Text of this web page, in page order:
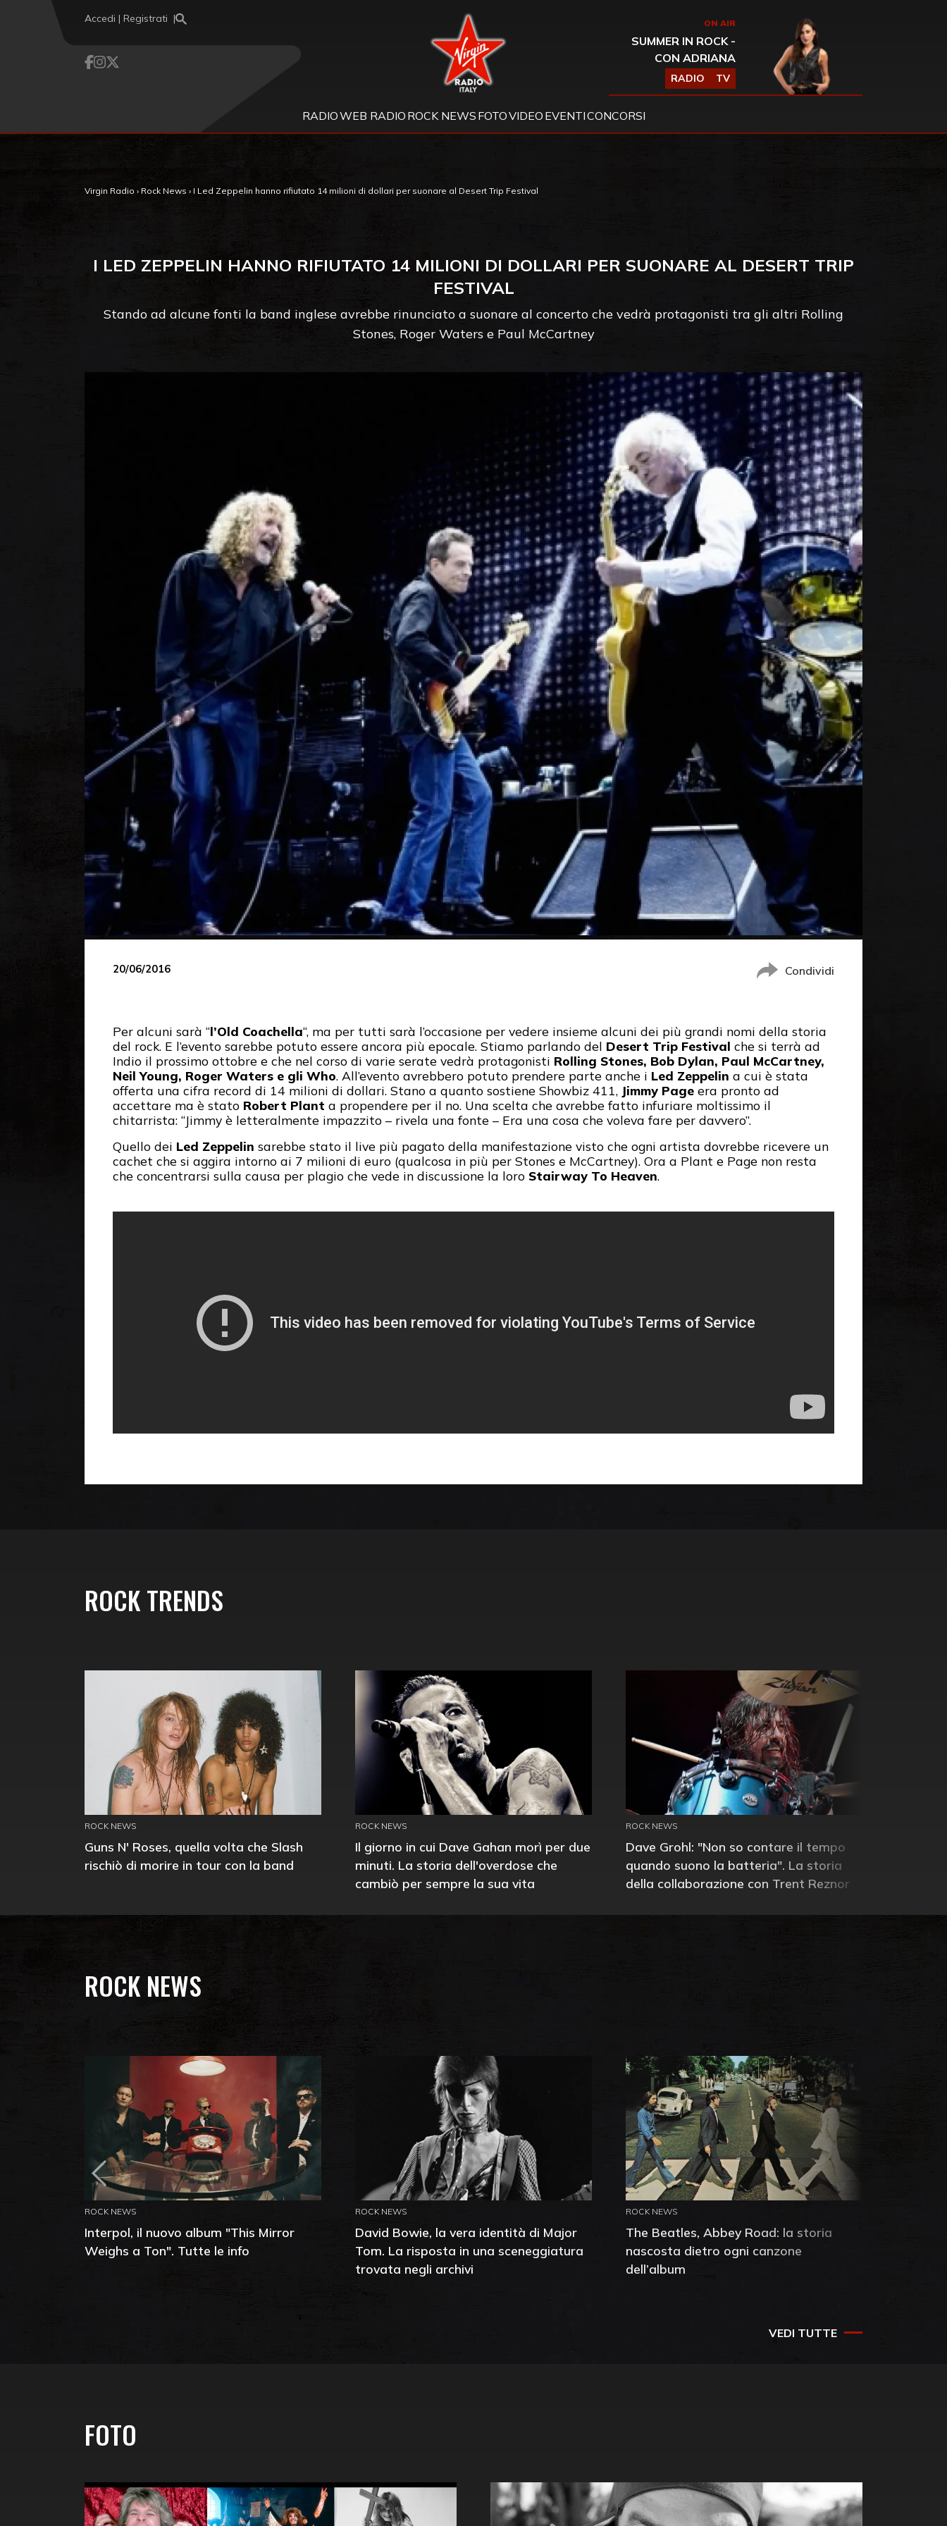
Accedi | Registrati Virgin Radio ON AIR
SUMMER IN ROCK -
CON ADRIANA
RADIO TV
RADIOWEB RADIO ROCK NEWS FOTOVIDEO EVENTICONCORSI
Virgin Radio › Rock News › I Led Zeppelin hanno rifiutato 14 milioni di dollari per suonare al Desert Trip Festival
I LED ZEPPELIN HANNO RIFIUTATO 14 MILIONI DI DOLLARI PER SUONARE AL DESERT TRIP
FESTIVAL
Stando ad alcune fonti la band inglese avrebbe rinunciato a suonare al concerto che vedrà protagonisti tra gli altri Rolling
Stones, Roger Waters e Paul McCartney
20/06/2016 Condividi
Per alcuni sarà “l’Old Coachella“, ma per tutti sarà l’occasione per vedere insieme alcuni dei più grandi nomi della storia
del rock. E l’evento sarebbe potuto essere ancora più epocale. Stiamo parlando del Desert Trip Festival che si terrà ad
Indio il prossimo ottobre e che nel corso di varie serate vedrà protagonisti Rolling Stones, Bob Dylan, Paul McCartney,
Neil Young, Roger Waters e gli Who. All’evento avrebbero potuto prendere parte anche i Led Zeppelin a cui è stata
offerta una cifra record di 14 milioni di dollari. Stano a quanto sostiene Showbiz 411, Jimmy Page era pronto ad
accettare ma è stato Robert Plant a propendere per il no. Una scelta che avrebbe fatto infuriare moltissimo il
chitarrista: “Jimmy è letteralmente impazzito – rivela una fonte – Era una cosa che voleva fare per davvero”.
Quello dei Led Zeppelin sarebbe stato il live più pagato della manifestazione visto che ogni artista dovrebbe ricevere un
cachet che si aggira intorno ai 7 milioni di euro (qualcosa in più per Stones e McCartney). Ora a Plant e Page non resta
che concentrarsi sulla causa per plagio che vede in discussione la loro Stairway To Heaven.
ROCK TRENDS
ROCK NEWS
Guns N' Roses, quella volta che Slash
rischiò di morire in tour con la band
ROCK NEWS
Il giorno in cui Dave Gahan morì per due
minuti. La storia dell'overdose che
cambiò per sempre la sua vita
ROCK NEWS
Dave Grohl: "Non so contare il tempo
quando suono la batteria". La storia
della collaborazione con Trent Reznor
ROCK NEWS
ROCK NEWS
Interpol, il nuovo album "This Mirror
Weighs a Ton". Tutte le info
ROCK NEWS
David Bowie, la vera identità di Major
Tom. La risposta in una sceneggiatura
trovata negli archivi
ROCK NEWS
The Beatles, Abbey Road: la storia
nascosta dietro ogni canzone
dell’album
VEDI TUTTE
FOTO